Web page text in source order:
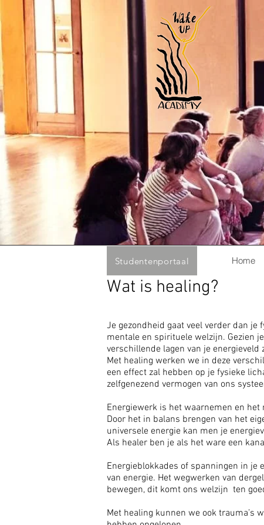
Home
Studentenportaal
Wat is healing?
Je gezondheid gaat veel verder dan
mentale en spirituele welzijn. Gezien
verschillende lagen van je
Met healing werken we in deze
een effect zal hebben op je fysieke
zelfgenezend vermogen van ons
Energiewerk is het waarnemen en
Door het in balans brengen van het
universele energie kan men je
Als healer ben je als het ware een
Energieblokkades of spanningen in je
van energie. Het wegwerken van
bewegen, dit komt ons welzijn ten
Met healing kunnen we ook trauma’s